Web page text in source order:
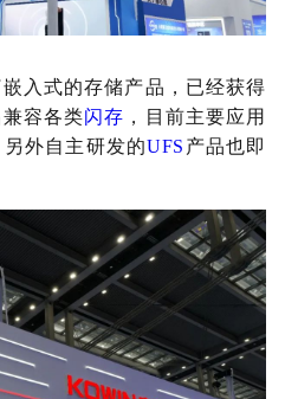
入式的存储产品，已经获得
容各类闪存 ，目前主要应用
外自主研发的UFS 产品也即